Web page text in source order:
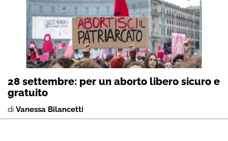
28 settembre: per un aborto libero sicuro e
gratuito
di Vanessa Bilancetti